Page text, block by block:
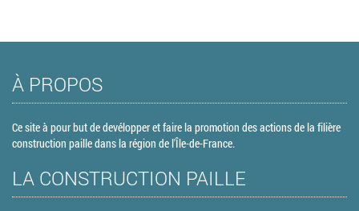
À PROPOS
Ce site à pour but de devélopper et faire la promotion des actions de la filière
construction paille dans la région de l'Île-de-France.
LA CONSTRUCTION PAILLE